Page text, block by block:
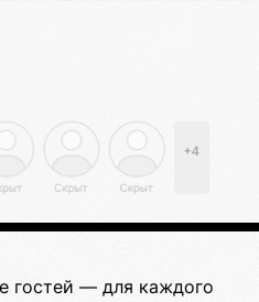
гостей — для каждого